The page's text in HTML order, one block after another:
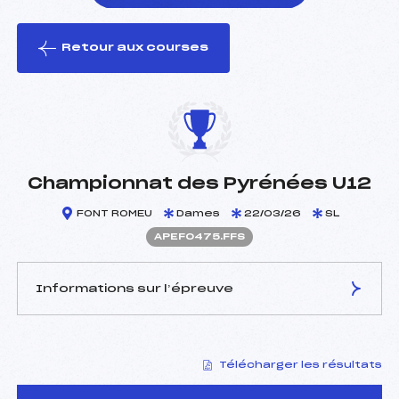
le ski
Retour aux courses
Championnat des Pyrénées U12
FONT ROMEU Dames 22/03/26 SL
APEF0475.FFS
Informations sur l’épreuve
MAUREL DENIS (PE)
Arbitre :
CAMPILLO HECTOR (AN)
Télécharger les résultats